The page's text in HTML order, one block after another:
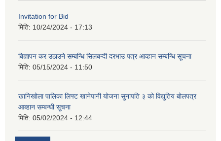
Invitation for Bid
मिति: 10/24/2024 - 17:13
बिज्ञापन कर उठाउने सम्बन्धि सिलबन्दी दरभाउ पत्र आव्हान सम्बन्धि सूचना
मिति: 05/15/2024 - 11:50
खानिखोला पालिका लिफ्ट खानेपानी योजना सुनापति ३ को विद्युतिय बोलपत्र
आब्हान सम्बन्धी सूचना
मिति: 05/02/2024 - 12:44